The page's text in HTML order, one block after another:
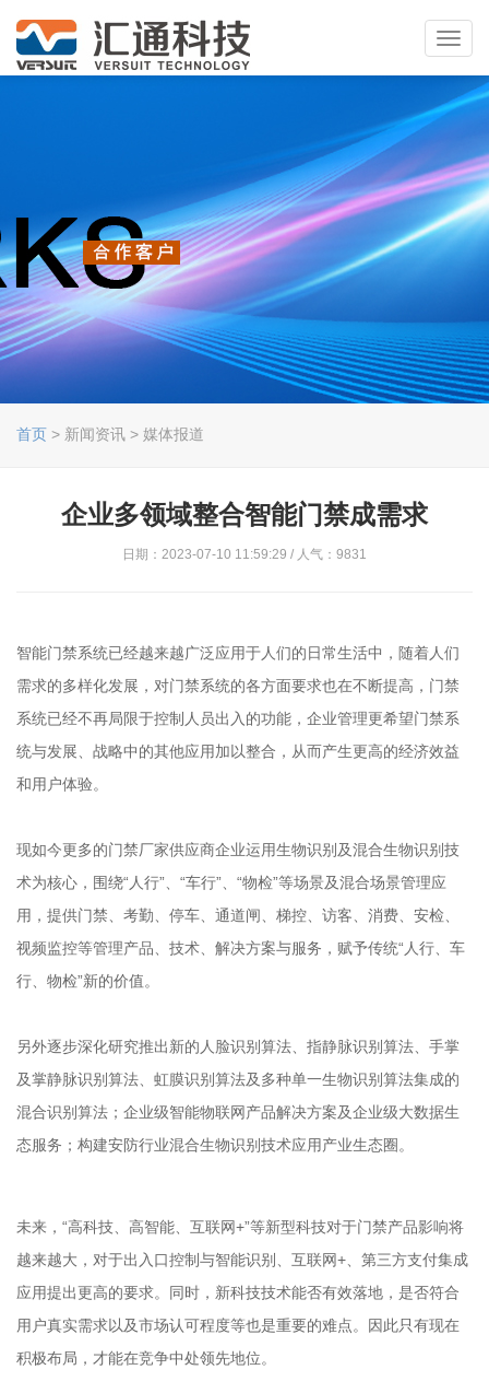
首页 > 新闻资讯 > 媒体报道
企业多领域整合智能门禁成需求
日期：2023-07-10 11:59:29 / 人气：9831
智能门禁系统已经越来越广泛应用于人们的日常生活中，随着人们
需求的多样化发展，对门禁系统的各方面要求也在不断提高，门禁
系统已经不再局限于控制人员出入的功能，企业管理更希望门禁系
统与发展、战略中的其他应用加以整合，从而产生更高的经济效益
和用户体验。
现如今更多的门禁厂家供应商企业运用生物识别及混合生物识别技
术为核心，围绕“人行”、“车行”、“物检”等场景及混合场景管理应
用，提供门禁、考勤、停车、通道闸、梯控、访客、消费、安检、
视频监控等管理产品、技术、解决方案与服务，赋予传统“人行、车
行、物检”新的价值。
另外逐步深化研究推出新的人脸识别算法、指静脉识别算法、手掌
及掌静脉识别算法、虹膜识别算法及多种单一生物识别算法集成的
混合识别算法；企业级智能物联网产品解决方案及企业级大数据生
态服务；构建安防行业混合生物识别技术应用产业生态圈。
未来，“高科技、高智能、互联网+”等新型科技对于门禁产品影响将
越来越大，对于出入口控制与智能识别、互联网+、第三方支付集成
应用提出更高的要求。同时，新科技技术能否有效落地，是否符合
用户真实需求以及市场认可程度等也是重要的难点。因此只有现在
积极布局，才能在竞争中处领先地位。